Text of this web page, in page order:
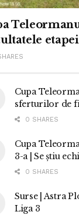
Cupa
sferturilor de
0 SHARES
Cupa
3-a | Se știu
0 SHARES
Surse | Astra
Liga 3